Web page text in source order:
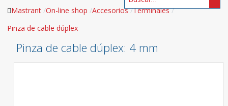
Mastrant On-line shop Accesorios Terminales
Pinza de cable dúplex
Pinza de cable dúplex: 4 mm